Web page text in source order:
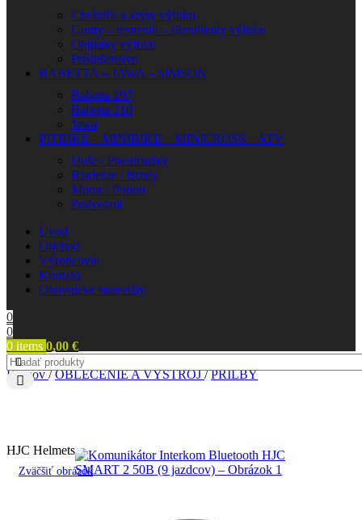
Chrániče a kryty výfuku
Gumy – tesnenia – silentbloky výfuku
Objímky výfuku
Príslušenstvo
BABETTA – JAWA – SIMSON
Babetta 207
Babetta 210
Jawa
PITBIKE – MINIBIKE – MINICROSS – ATV
Duše / Pneumatiky
Riadenie / Brzdy
Motor / Pohon
Podvozok
Úvod
Obchod
Výrobcovia
Kontakt
Obuvnícke materiály
0
0
0 items 0,00 €
Domov/ OBLEČENIE A VÝSTROJ/ PRILBY
HJC Helmets
Zväčšiť obrázok